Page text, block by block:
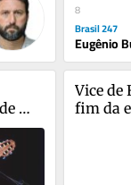
8
Brasil 247
Eugênio
Vice de
fim da